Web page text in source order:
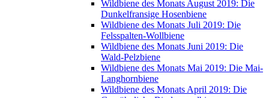
Wildbiene des Monats August 2019: Die
Dunkelfransige Hosenbiene
Wildbiene des Monats Juli 2019: Die
Felsspalten-Wollbiene
Wildbiene des Monats Juni 2019: Die
Wald-Pelzbiene
Wildbiene des Monats Mai 2019: Die Mai-
Langhornbiene
Wildbiene des Monats April 2019: Die